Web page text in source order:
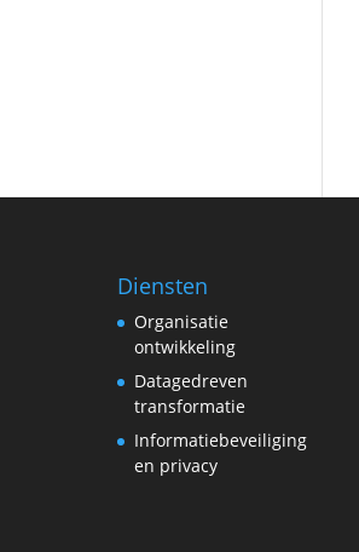
Diensten
Organisatie
ontwikkeling
Datagedreven
transformatie
Informatiebeveiliging
en privacy